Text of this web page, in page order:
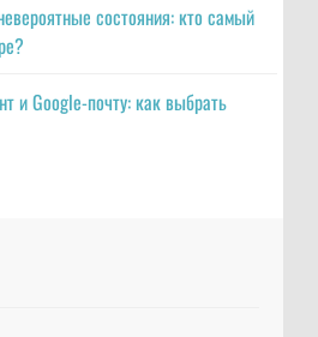
состояния: кто самый
и Google-почту: как выбрать